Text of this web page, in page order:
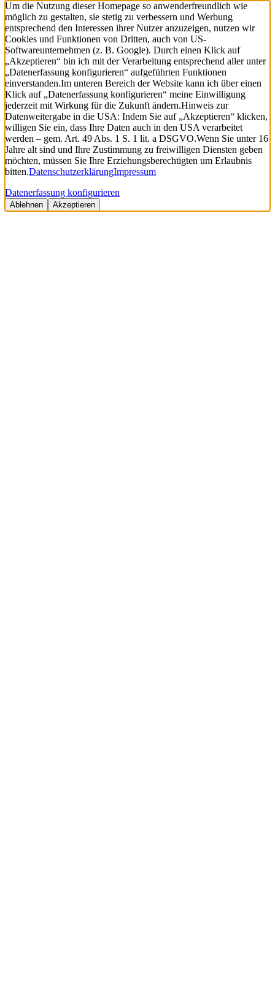
Um die Nutzung dieser Homepage so anwenderfreundlich wie
möglich zu gestalten, sie stetig zu verbessern und Werbung
entsprechend den Interessen ihrer Nutzer anzuzeigen, nutzen wir
Cookies und Funktionen von Dritten, auch von US-
Softwareunternehmen (z. B. Google). Durch einen Klick auf
„Akzeptieren“ bin ich mit der Verarbeitung entsprechend aller unter
„Datenerfassung konfigurieren“ aufgeführten Funktionen
einverstanden.Im unteren Bereich der Website kann ich über einen
Klick auf „Datenerfassung konfigurieren“ meine Einwilligung
jederzeit mit Wirkung für die Zukunft ändern.Hinweis zur
Datenweitergabe in die USA: Indem Sie auf „Akzeptieren“ klicken,
willigen Sie ein, dass Ihre Daten auch in den USA verarbeitet
werden – gem. Art. 49 Abs. 1 S. 1 lit. a DSGVO.Wenn Sie unter 16
Jahre alt sind und Ihre Zustimmung zu freiwilligen Diensten geben
möchten, müssen Sie Ihre Erziehungsberechtigten um Erlaubnis
bitten.DatenschutzerklärungImpressum
Datenerfassung konfigurieren
Ablehnen Akzeptieren